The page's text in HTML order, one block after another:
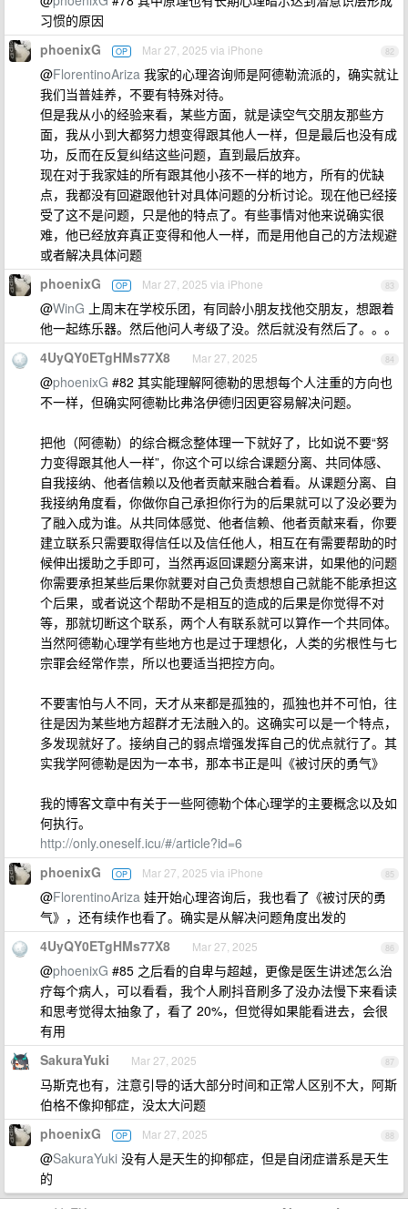
习惯的原因
82
phoenixG OP Mar 27, 2025 via iPhone
@FlorentinoAriza 我家的心理咨询师是阿德勒流派的，确实就让
我们当普娃养，不要有特殊对待。
但是我从小的经验来看，某些方面，就是读空气交朋友那些方
面，我从小到大都努力想变得跟其他人一样，但是最后也没有成
功，反而在反复纠结这些问题，直到最后放弃。
现在对于我家娃的所有跟其他小孩不一样的地方，所有的优缺
点，我都没有回避跟他针对具体问题的分析讨论。现在他已经接
受了这不是问题，只是他的特点了。有些事情对他来说确实很
难，他已经放弃真正变得和他人一样，而是用他自己的方法规避
或者解决具体问题
83
phoenixG OP Mar 27, 2025 via iPhone
@WinG 上周末在学校乐团，有同龄小朋友找他交朋友，想跟着
他一起练乐器。然后他问人考级了没。然后就没有然后了。。。
84
4UyQY0ETgHMs77X8 Mar 27, 2025
@phoenixG #82 其实能理解阿德勒的思想每个人注重的方向也
不一样，但确实阿德勒比弗洛伊德归因更容易解决问题。
把他（阿德勒）的综合概念整体理一下就好了，比如说不要“努
力变得跟其他人一样”，你这个可以综合课题分离、共同体感、
自我接纳、他者信赖以及他者贡献来融合着看。从课题分离、自
我接纳角度看，你做你自己承担你行为的后果就可以了没必要为
了融入成为谁。从共同体感觉、他者信赖、他者贡献来看，你要
建立联系只需要取得信任以及信任他人，相互在有需要帮助的时
候伸出援助之手即可，当然再返回课题分离来讲，如果他的问题
你需要承担某些后果你就要对自己负责想想自己就能不能承担这
个后果，或者说这个帮助不是相互的造成的后果是你觉得不对
等，那就切断这个联系，两个人有联系就可以算作一个共同体。
当然阿德勒心理学有些地方也是过于理想化，人类的劣根性与七
宗罪会经常作祟，所以也要适当把控方向。
不要害怕与人不同，天才从来都是孤独的，孤独也并不可怕，往
往是因为某些地方超群才无法融入的。这确实可以是一个特点，
多发现就好了。接纳自己的弱点增强发挥自己的优点就行了。其
实我学阿德勒是因为一本书，那本书正是叫《被讨厌的勇气》
我的博客文章中有关于一些阿德勒个体心理学的主要概念以及如
何执行。
http://only.oneself.icu/#/article?id=6
85
phoenixG OP Mar 27, 2025 via iPhone
@FlorentinoAriza 娃开始心理咨询后，我也看了《被讨厌的勇
气》，还有续作也看了。确实是从解决问题角度出发的
86
4UyQY0ETgHMs77X8 Mar 27, 2025
@phoenixG #85 之后看的自卑与超越，更像是医生讲述怎么治
疗每个病人，可以看看，我个人刷抖音刷多了没办法慢下来看读
和思考觉得太抽象了，看了 20%，但觉得如果能看进去，会很
有用
87
SakuraYuki Mar 27, 2025
马斯克也有，注意引导的话大部分时间和正常人区别不大，阿斯
伯格不像抑郁症，没太大问题
88
phoenixG OP Mar 27, 2025
@SakuraYuki 没有人是天生的抑郁症，但是自闭症谱系是天生
的